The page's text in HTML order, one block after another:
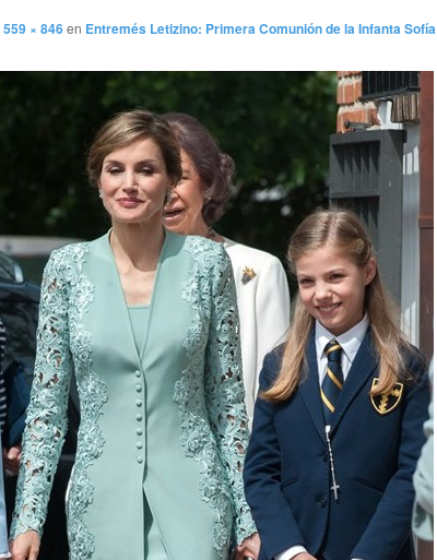
559 × 846en Entremés Letizino: Primera Comunión de la Infanta Sofía